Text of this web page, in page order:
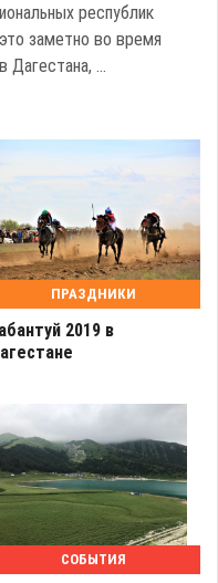
республик
заметно во время
Дагестана, ...
ПРАЗДНИКИ
2019 в
СОБЫТИЯ